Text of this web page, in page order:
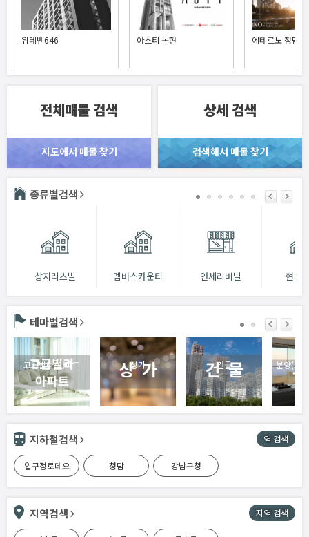
위레벤646 아스티 논현 에테르노 청담
전체매물 검색
지도에서 매물 찾기
상세 검색
검색해서 매물 찾기
종류별검색
상지리츠빌 멤버스카운티 연세리버빌 현대
테마별검색
고급빌라/아파트 상가 건물
지하철검색 역 검색
압구정로데오 청담 강남구청
지역검색 지역 검색